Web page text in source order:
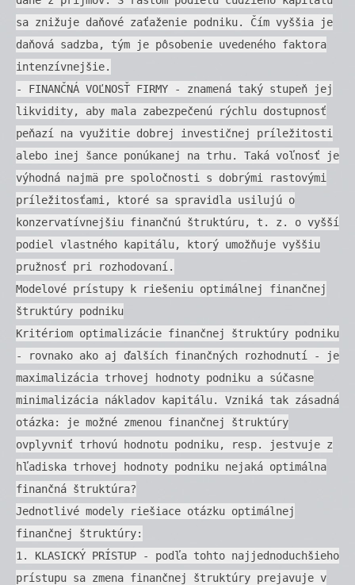
sa znižuje daňové zaťaženie podniku. Čím vyššia je
daňová sadzba, tým je pôsobenie uvedeného faktora
intenzívnejšie.
- FINANČNÁ VOĽNOSŤ FIRMY - znamená taký stupeň jej
likvidity, aby mala zabezpečenú rýchlu dostupnosť
peňazí na využitie dobrej investičnej príležitosti
alebo inej šance ponúkanej na trhu. Taká voľnosť je
výhodná najmä pre spoločnosti s dobrými rastovými
príležitosťami, ktoré sa spravidla usilujú o
konzervatívnejšiu finančnú štruktúru, t. z. o vyšší
podiel vlastného kapitálu, ktorý umožňuje vyššiu
pružnosť pri rozhodovaní.
Modelové prístupy k riešeniu optimálnej finančnej
štruktúry podniku
Kritériom optimalizácie finančnej štruktúry podniku
- rovnako ako aj ďalších finančných rozhodnutí - je
maximalizácia trhovej hodnoty podniku a súčasne
minimalizácia nákladov kapitálu. Vzniká tak zásadná
otázka: je možné zmenou finančnej štruktúry
ovplyvniť trhovú hodnotu podniku, resp. jestvuje z
hľadiska trhovej hodnoty podniku nejaká optimálna
finančná štruktúra?
Jednotlivé modely riešiace otázku optimálnej
finančnej štruktúry:
1. KLASICKÝ PRÍSTUP - podľa tohto najjednoduchšieho
prístupu sa zmena finančnej štruktúry prejavuje v